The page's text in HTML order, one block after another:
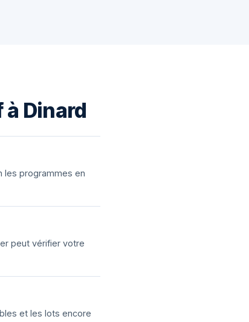
Dinard
les programmes en
peut vérifier votre
et les lots encore